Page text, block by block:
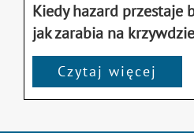
Kiedy hazard przestaje
jak zarabia na
Czytaj więcej